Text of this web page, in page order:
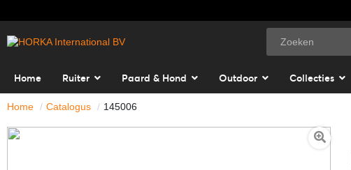
Home Ruiter Paard & Hond Outdoor Collecties
Home Catalogus 145006